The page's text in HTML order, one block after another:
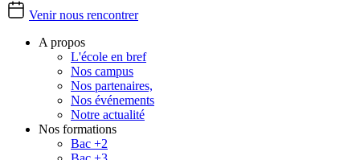
Venir nous rencontrer
A propos
L'école en bref
Nos campus
Nos partenaires,
Nos événements
Notre actualité
Nos formations
Bac +2